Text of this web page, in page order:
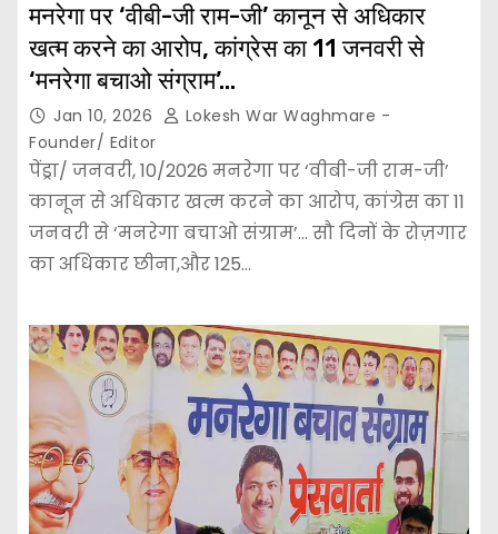
मनरेगा पर ‘वीबी-जी राम-जी’ कानून से अधिकार
खत्म करने का आरोप, कांग्रेस का 11 जनवरी से
‘मनरेगा बचाओ संग्राम’…
Jan 10, 2026
Lokesh War Waghmare -
Founder/ Editor
पेंड्रा/ जनवरी, 10/2026 मनरेगा पर ‘वीबी-जी राम-जी’
कानून से अधिकार खत्म करने का आरोप, कांग्रेस का 11
जनवरी से ‘मनरेगा बचाओ संग्राम’… सौ दिनों के रोज़गार
का अधिकार छीना,और 125…